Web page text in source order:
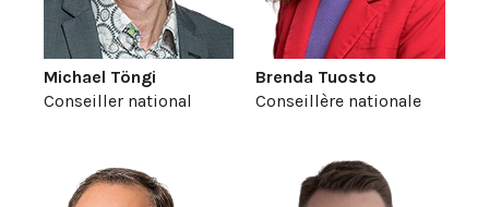
Michael Töngi
Conseiller national
Brenda Tuosto
Conseillère nationale